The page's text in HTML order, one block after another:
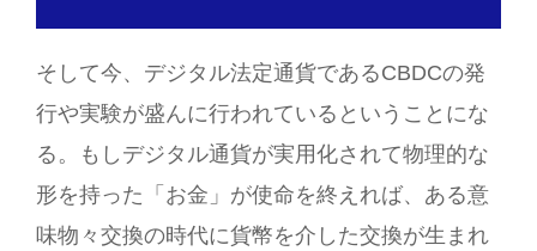
そして今、デジタル法定通貨であるCBDCの発
行や実験が盛んに行われているということにな
る。もしデジタル通貨が実用化されて物理的な
形を持った「お金」が使命を終えれば、ある意
味物々交換の時代に貨幣を介した交換が生まれ